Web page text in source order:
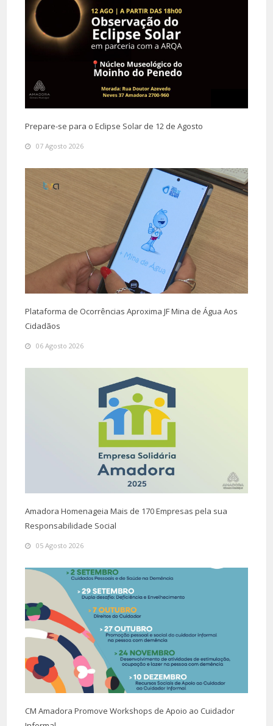
Prepare-se para o Eclipse Solar de 12 de Agosto
07 Agosto 2026
Plataforma de Ocorrências Aproxima JF Mina de Água Aos
Cidadãos
06 Agosto 2026
Amadora Homenageia Mais de 170 Empresas pela sua
Responsabilidade Social
05 Agosto 2026
CM Amadora Promove Workshops de Apoio ao Cuidador